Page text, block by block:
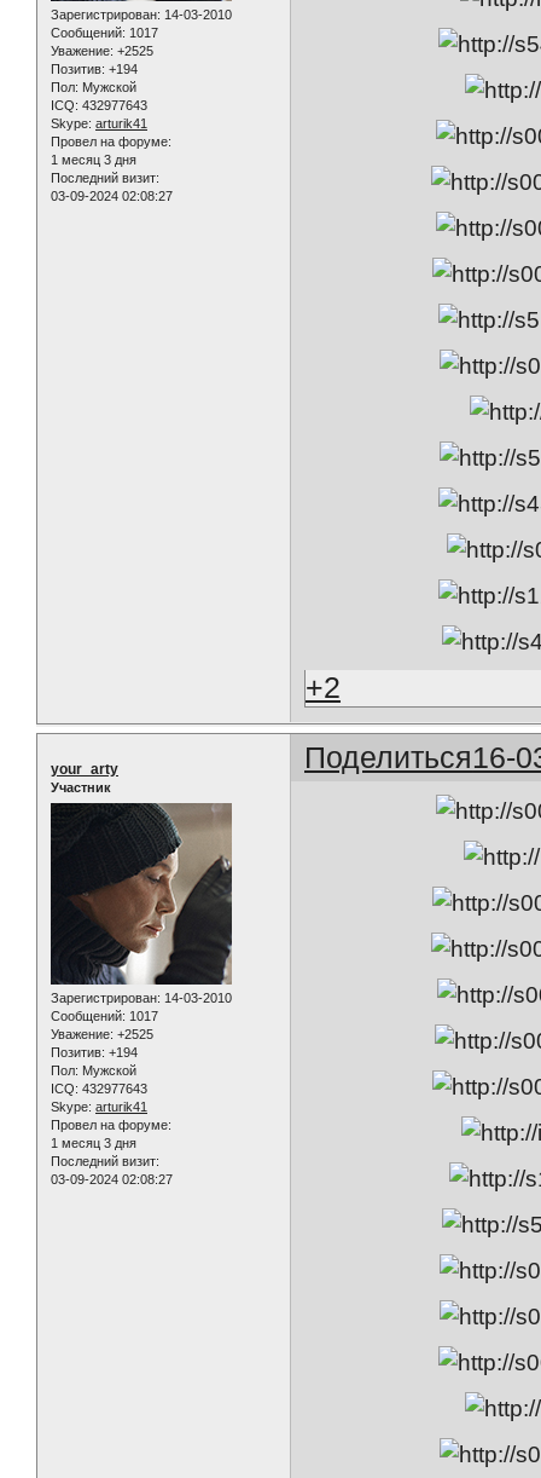
Зарегистрирован: 14-03-2010
Сообщений: 1017
Уважение: +2525
Позитив: +194
Пол: Мужской
ICQ: 432977643
Skype: arturik41
Провел на форуме:
1 месяц 3 дня
Последний визит:
03-09-2024 02:08:27
+2
Поделиться16-
your_arty
Участник
Зарегистрирован: 14-03-2010
Сообщений: 1017
Уважение: +2525
Позитив: +194
Пол: Мужской
ICQ: 432977643
Skype: arturik41
Провел на форуме:
1 месяц 3 дня
Последний визит:
03-09-2024 02:08:27